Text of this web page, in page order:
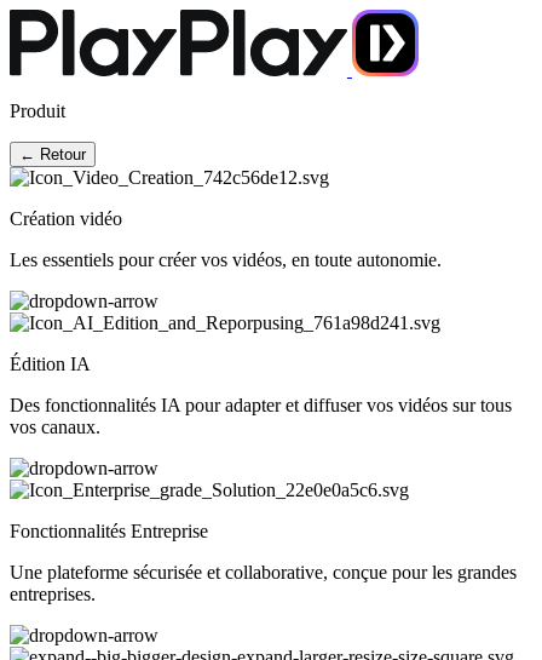
Produit
← Retour
Création vidéo
Les essentiels pour créer vos vidéos, en toute autonomie.
Édition IA
Des fonctionnalités IA pour adapter et diffuser vos vidéos sur tous
vos canaux.
Fonctionnalités Entreprise
Une plateforme sécurisée et collaborative, conçue pour les grandes
entreprises.